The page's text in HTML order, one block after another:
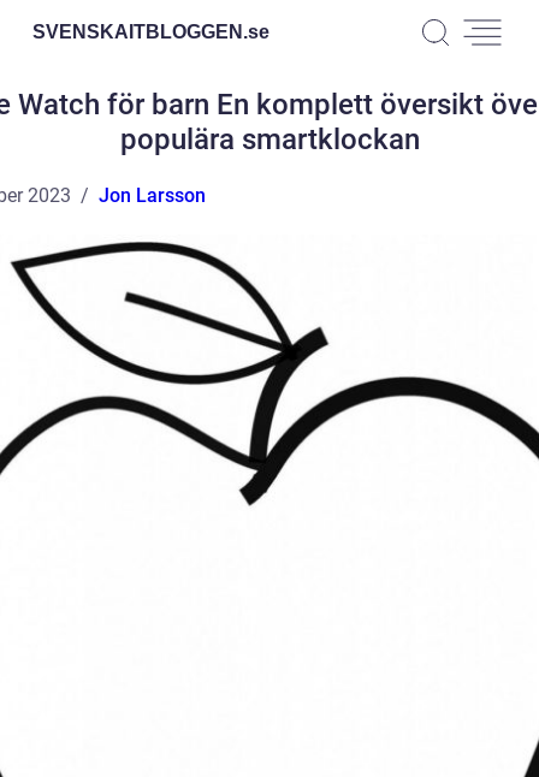
SVENSKAITBLOGGEN.se
Watch för barn En komplett översikt
populära smartklockan
2023 Jon Larsson